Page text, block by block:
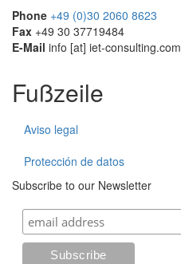
Phone +49 (0)30 2060 8623
Fax +49 30 37719484
E-Mail info [at] iet-consulting.com
Fußzeile
Aviso legal
Protección de datos
Subscribe to our Newsletter